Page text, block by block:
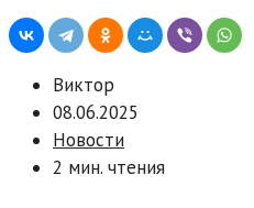
Виктор
08.06.2025
Новости
2 мин. чтения